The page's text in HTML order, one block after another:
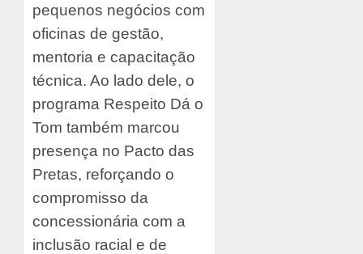
pequenos negócios com
oficinas de gestão,
mentoria e capacitação
técnica. Ao lado dele, o
programa Respeito Dá o
Tom também marcou
presença no Pacto das
Pretas, reforçando o
compromisso da
concessionária com a
inclusão racial e de